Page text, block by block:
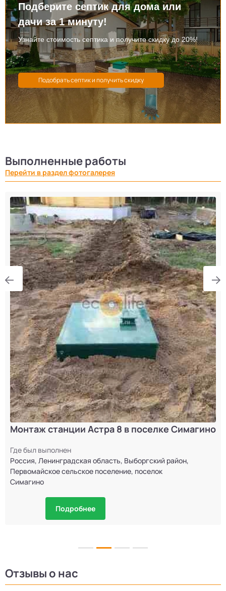
Подберите септик для дома или
дачи за 1 минуту!
Узнайте стоимость септика и получите скидку до 20%!
Выполненные работы
Перейти в раздел фотогалерея
Монтаж станции Астра 8 в поселке Симагино
Где был выполнен
Россия, Ленинградская область, Выборгский район,
Первомайское сельское поселение, поселок
Симагино
Подробнее
Отзывы о нас